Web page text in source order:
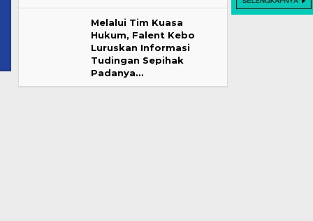
Melalui Tim Kuasa
Hukum, Falent Kebo
Luruskan Informasi
Tudingan Sepihak
Padanya…